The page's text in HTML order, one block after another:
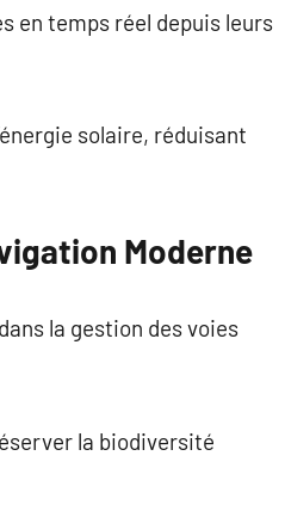
en temps réel depuis leurs
solaire, réduisant
Moderne
la gestion des voies
la biodiversité